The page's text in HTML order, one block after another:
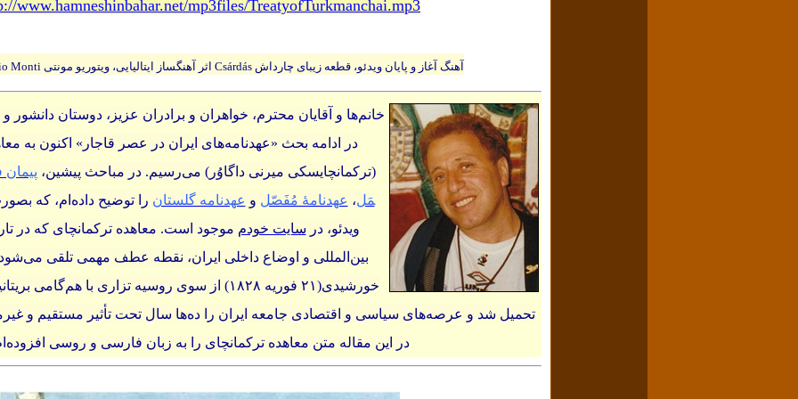
www.hamneshinbahar.net/mp3files/TreatyofTurkmanchai.mp3
آهنگ آغاز و پایان ویدئو، قطعه زیبای چارداش Csárdás اثر آهنگساز ایتالیایی، ویتوریو مونتی Vittorio Monti است.
خانم‌ها و آقایان محترم، خواهران و برادران عزیز، دوستان
در ادامه بحث «عهدنامه‌های ایران در عصر قاجار» اکنون به
(ترکمانچایسکی میرنی داگاوُر) می‌رسیم. در مباحث پیشین، پیمان
مَل، عهدنامهٔ مُفَصّل و عهدنامه گلستان را توضیح داده‌ام، که
ویدئو، در سایت خودم موجود است. معاهده ترکمانچای که در
بین‌المللی و اوضاع داخلی ایران، نقطه عطف مهمی تلقی
خورشیدی(۲۱ فوریه ۱۸۲۸)
از سوی روسیه تزاری با هم‌گامی
تحمیل شد و عرصه‌های سیاسی و اقتصادی جامعه ایران را ده‌ها سال تحت تأثیر مستقیم و
در این مقاله متن معاهده ترکمانچای را به زبان فارسی و روسی